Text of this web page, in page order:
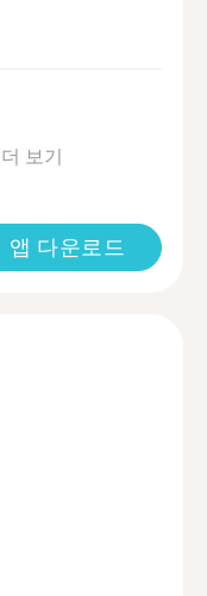
더 보기
앱 다운로드